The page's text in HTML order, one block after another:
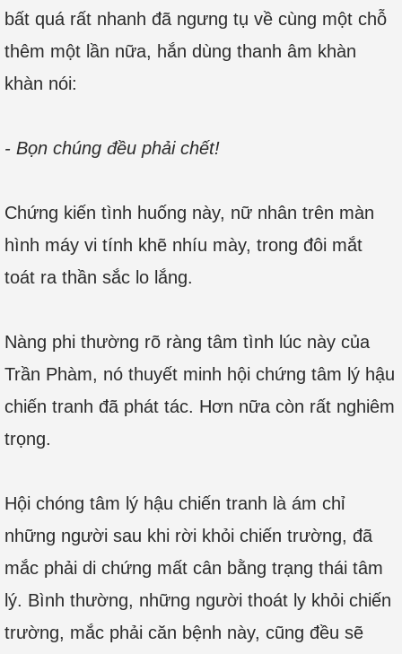
bất quá rất nhanh đã ngưng tụ về cùng một chỗ
thêm một lần nữa, hắn dùng thanh âm khàn
khàn nói:
- Bọn chúng đều phải chết!
Chứng kiến tình huống này, nữ nhân trên màn
hình máy vi tính khẽ nhíu mày, trong đôi mắt
toát ra thần sắc lo lắng.
Nàng phi thường rõ ràng tâm tình lúc này của
Trần Phàm, nó thuyết minh hội chứng tâm lý hậu
chiến tranh đã phát tác. Hơn nữa còn rất nghiêm
trọng.
Hội chóng tâm lý hậu chiến tranh là ám chỉ
những người sau khi rời khỏi chiến trường, đã
mắc phải di chứng mất cân bằng trạng thái tâm
lý. Bình thường, những người thoát ly khỏi chiến
trường, mắc phải căn bệnh này, cũng đều sẽ